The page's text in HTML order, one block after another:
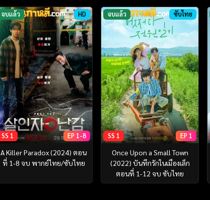
จบแล้ว HD
SS 1 EP 1-8
A Killer Paradox (2024) ตอน
ที่ 1-8 จบ พากย์ไทย/ซับไทย
จบแล้ว ซับไทย
SS 1 EP 1
Once Upon a Small Town
(2022) บันทึกรักในเมืองเล็ก
ตอนที่ 1-12 จบ ซับไทย